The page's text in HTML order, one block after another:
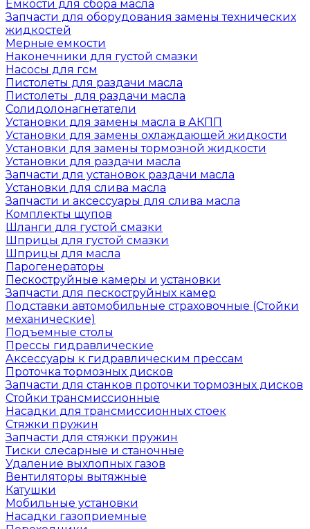
Емкости для сбора масла
Запчасти для оборудования замены технических
жидкостей
Мерные емкости
Наконечники для густой смазки
Насосы для гсм
Пистолеты для раздачи масла
Пистолеты для раздачи масла
Солидолонагнетатели
Установки для замены масла в АКПП
Установки для замены охлаждающей жидкости
Установки для замены тормозной жидкости
Установки для раздачи масла
Запчасти для установок раздачи масла
Установки для слива масла
Запчасти и аксессуары для слива масла
Комплекты щупов
Шланги для густой смазки
Шприцы для густой смазки
Шприцы для масла
Парогенераторы
Пескоструйные камеры и установки
Запчасти для пескоструйных камер
Подставки автомобильные страховочные (Стойки
механические)
Подъемные столы
Прессы гидравлические
Аксессуары к гидравлическим прессам
Проточка тормозных дисков
Запчасти для станков проточки тормозных дисков
Стойки трансмиссионные
Насадки для трансмиссионных стоек
Стяжки пружин
Запчасти для стяжки пружин
Тиски слесарные и станочные
Удаление выхлопных газов
Вентиляторы вытяжные
Катушки
Мобильные установки
Насадки газоприемные